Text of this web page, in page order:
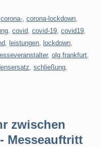
corona- corona-lockdown
covid covid-19 covid19
leistungen lockdown
, olg frankfurt
schließung
zwischen
Messeauftritt